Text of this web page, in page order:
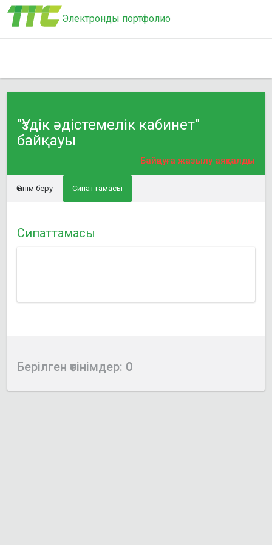
Электронды портфолио
"Үздік әдістемелік кабинет"
байқауы
Байқауға жазылу аяқталды
Өтінім беру Сипаттамасы
Сипаттамасы
Берілген өтінімдер: 0